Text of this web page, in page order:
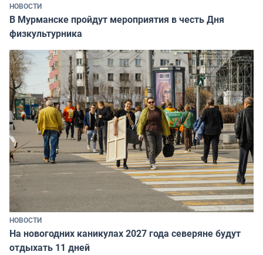
НОВОСТИ
В Мурманске пройдут мероприятия в честь Дня
физкультурника
НОВОСТИ
На новогодних каникулах 2027 года северяне будут
отдыхать 11 дней